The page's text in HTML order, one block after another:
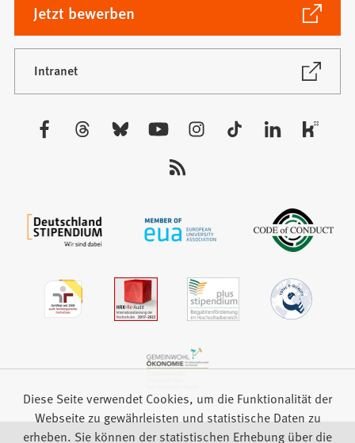
Jetzt bewerben
(Öffnet
in
einem
neuen
Tab)
Intranet
(Öffnet
neuen
Besuchen
Diese Seite verwendet Cookies, um die Funktionalität der
Webseite zu gewährleisten und statistische Daten zu
erheben. Sie können der statistischen Erhebung über die